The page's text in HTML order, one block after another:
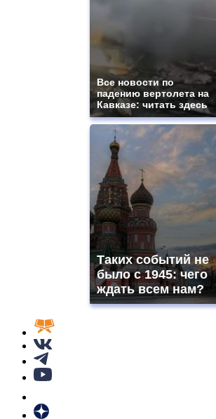
Все новости по
падению вертолета на
Кавказе: читать здесь
Таких событий не
было с 1945: чего
ждать всем нам?